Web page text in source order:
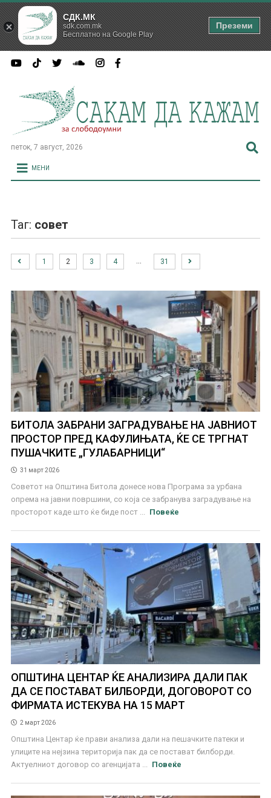
петок, 7 август, 2026
МЕНИ
Таг: совет
1 2 3 4 31
БИТОЛА ЗАБРАНИ ЗАГРАДУВАЊЕ НА ЈАВНИОТ
ПРОСТОР ПРЕД КАФУЛИЊАТА, ЌЕ СЕ ТРГНАТ
ПУШАЧКИТЕ „ГУЛАБАРНИЦИ“
31 март 2026
Советот на Општина Битола донесе нова Програма за урбана
опрема на јавни површини, со која се забранува заградување на
просторот каде што ќе биде пост ...
Повеќе
ОПШТИНА ЦЕНТАР ЌЕ АНАЛИЗИРА ДАЛИ ПАК
ДА СЕ ПОСТАВАТ БИЛБОРДИ, ДОГОВОРОТ СО
ФИРМАТА ИСТЕКУВА НА 15 МАРТ
2 март 2026
Општина Центар ќе прави анализа дали на пешачките патеки и
улиците на нејзина територија пак да се постават билборди.
Актуелниот договор со агенцијата ...
Повеќе
СДК.МК
sdk.com.mk
Бесплатно на Google Play
Преземи